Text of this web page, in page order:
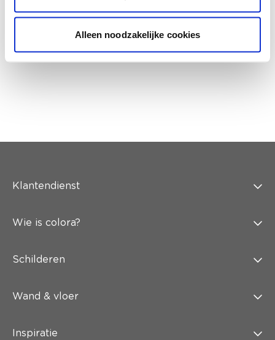
Alleen noodzakelijke cookies
Krijg ineens een technologische check-up
Klantendienst
Wie is colora?
Schilderen
Wand & vloer
Inspiratie